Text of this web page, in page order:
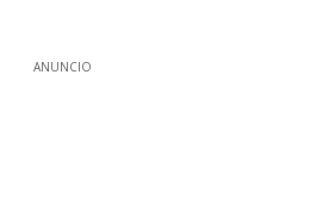
ANUNCIO